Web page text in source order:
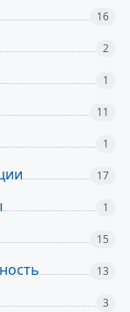
16
2
1
11
1
17
1
15
13
3